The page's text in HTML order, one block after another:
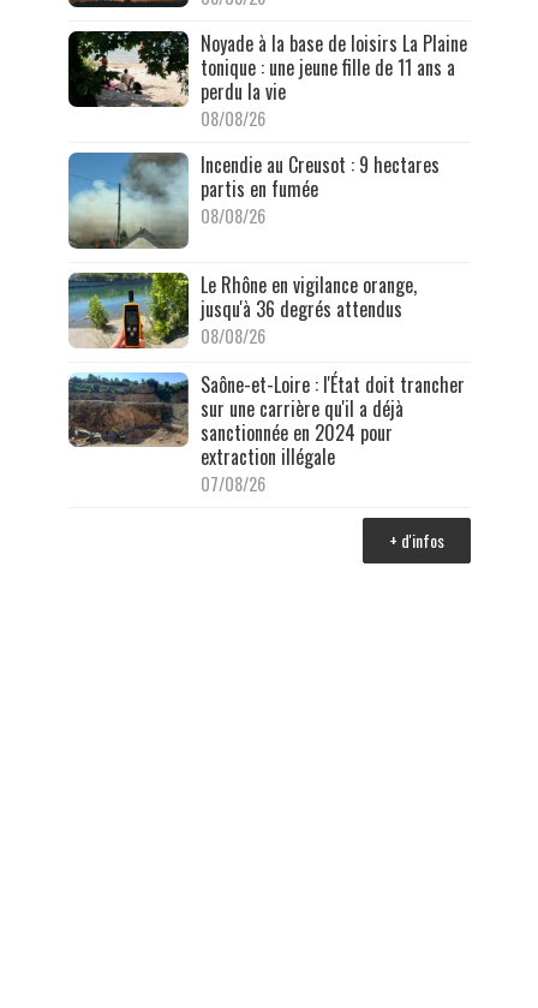
Noyade à la base de loisirs La Plaine
tonique : une jeune fille de 11 ans a
perdu la vie
08/08/26
Incendie au Creusot : 9 hectares
partis en fumée
08/08/26
Le Rhône en vigilance orange,
jusqu'à 36 degrés attendus
08/08/26
Saône-et-Loire : l'État doit trancher
sur une carrière qu'il a déjà
sanctionnée en 2024 pour
extraction illégale
07/08/26
+ d'infos